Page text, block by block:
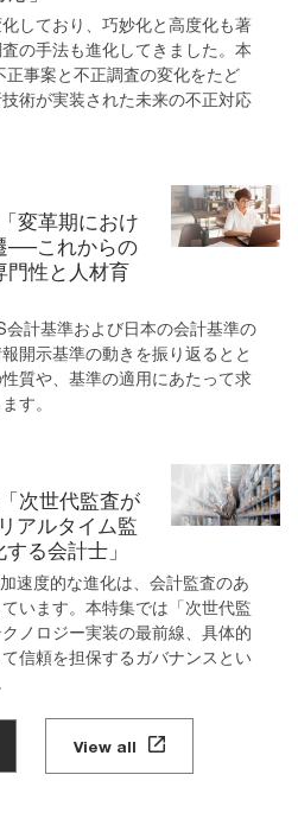
しており、巧妙化と高度化も著
の手法も進化してきました。本
事案と不正調査の変化をたど
術が実装された未来の不正対応
変革期におけ
──これからの
門性と人材育
計基準および日本の会計基準の
開示基準の動きを振り返るとと
質や、基準の適用にあたって求
す。
次世代監査が
アルタイム監
る会計士」
速度的な進化は、会計監査のあ
います。本特集では「次世代監
ノロジー実装の最前線、具体的
信頼を担保するガバナンスとい
View all